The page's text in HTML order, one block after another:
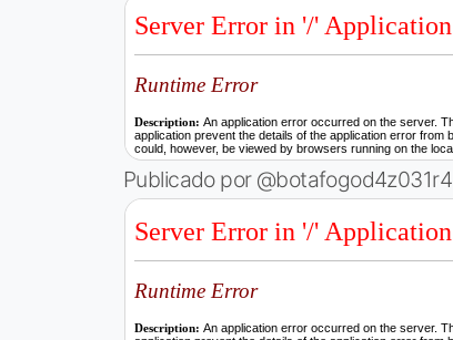
Publicado por @botafogod4z031r4